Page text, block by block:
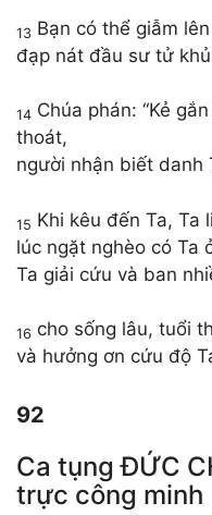
13 Bạn có thể giẫm
đạp nát đầu sư tử
14 Chúa phán: “Kẻ
thoát,
người nhận biết danh
15 Khi kêu đến Ta, Ta
lúc ngặt nghèo có Ta
Ta giải cứu và ban
16 cho sống lâu, tuổi
và hưởng ơn cứu độ
92
Ca tụng ĐỨC
trực công minh